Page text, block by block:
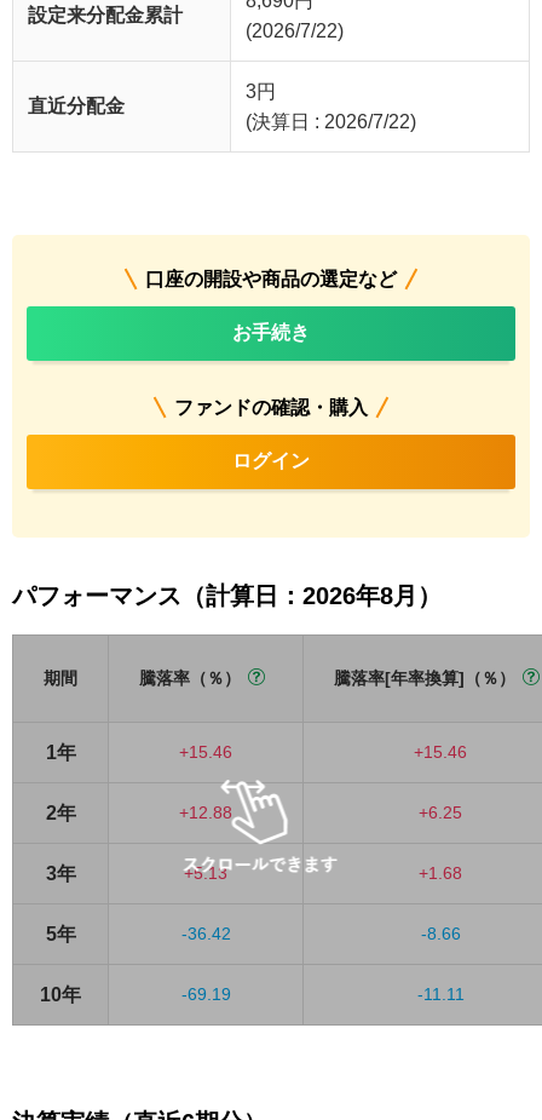
設定来分配金累計
(2026/7/22)
直近分配金
3円
(決算日 : 2026/7/22)
口座の開設や商品の選定など
お手続き
ファンドの確認・購入
ログイン
パフォーマンス（計算日：2026年8月）
期間 騰落率（％） 騰落率[年率換算]（％）
1年 +15.46 +15.46
2年 +12.88 +6.25
3年 +5.13 +1.68
5年 -36.42 -8.66
10年 -69.19 -11.11